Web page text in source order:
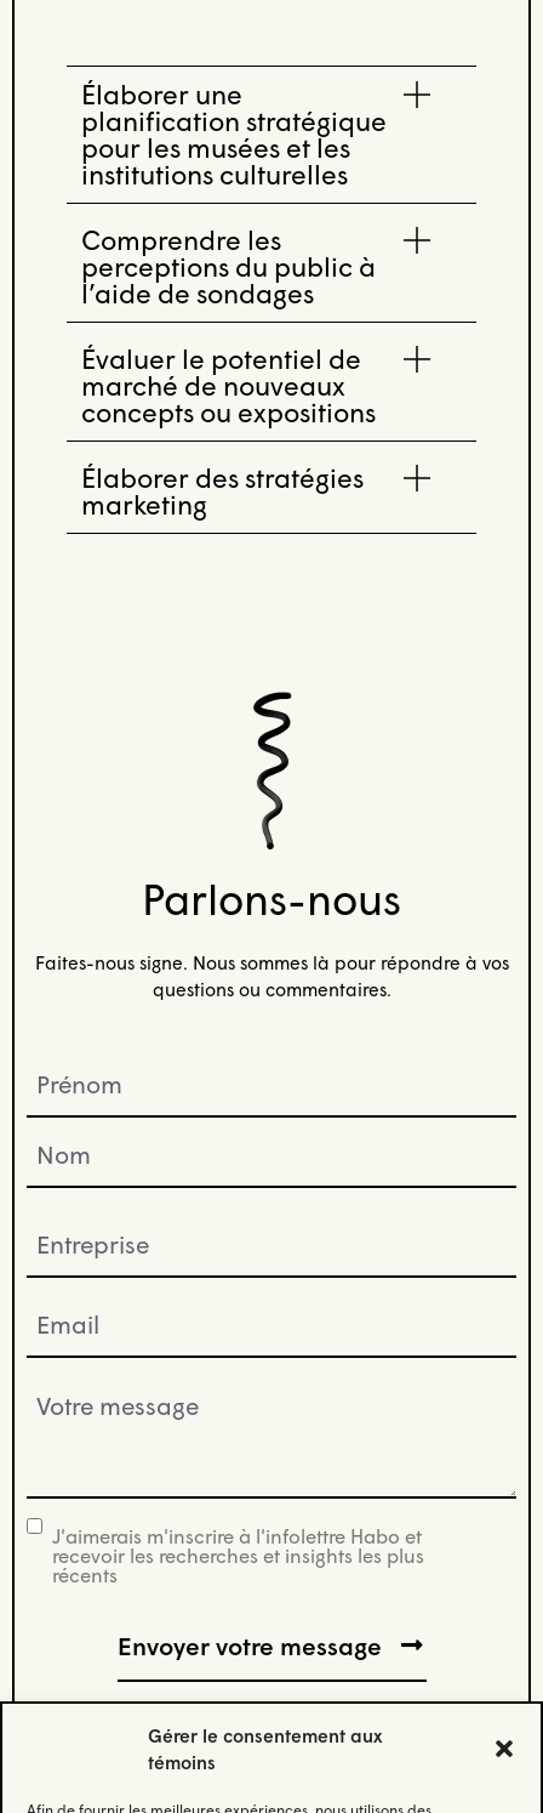
Gérer le consentement aux
témoins
Élaborer une
planification stratégique
pour les musées et les
institutions culturelles
Comprendre les
perceptions du public à
l’aide de sondages
Évaluer le potentiel de
marché de nouveaux
concepts ou expositions
Élaborer des stratégies
marketing
Parlons-nous
Faites-nous signe. Nous sommes là pour répondre à vos
questions ou commentaires.
(Nécessaire)
(Nécessaire)
(Nécessaire)
message
infolettre
J'aimerais m'inscrire à l'infolettre Habo et
recevoir les recherches et insights les plus
récents